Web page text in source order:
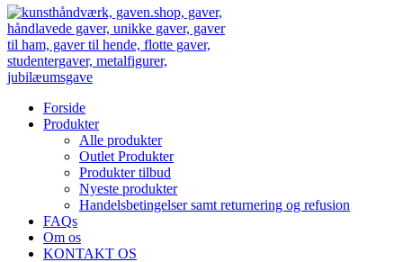
Forside
Produkter
Alle produkter
Outlet Produkter
Produkter tilbud
Nyeste produkter
Handelsbetingelser samt returnering og refusion
FAQs
Om os
KONTAKT OS